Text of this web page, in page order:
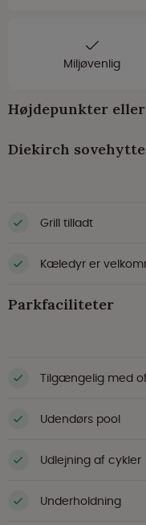
Miljøvenlig
Højdepunkter
Diekirch
Grill tilladt
Kæledyr er
Parkfaciliteter
Tilgængelig med
Udendørs pool
Udlejning af cykler
Underholdning